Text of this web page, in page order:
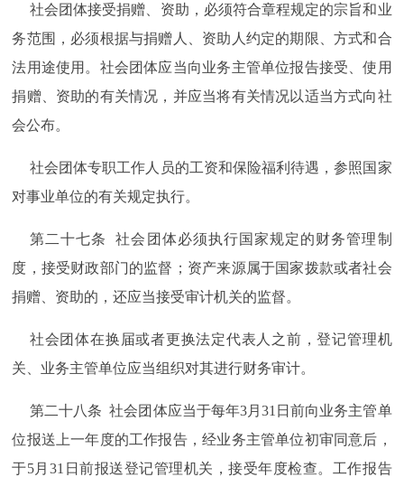
社会团体接受捐赠、资助，必须符合章程规定的宗旨和业
务范围，必须根据与捐赠人、资助人约定的期限、方式和合
法用途使用。社会团体应当向业务主管单位报告接受、使用
捐赠、资助的有关情况，并应当将有关情况以适当方式向社
会公布。
社会团体专职工作人员的工资和保险福利待遇，参照国家
对事业单位的有关规定执行。
第二十七条 社会团体必须执行国家规定的财务管理制
度，接受财政部门的监督；资产来源属于国家拨款或者社会
捐赠、资助的，还应当接受审计机关的监督。
社会团体在换届或者更换法定代表人之前，登记管理机
关、业务主管单位应当组织对其进行财务审计。
第二十八条 社会团体应当于每年3月31日前向业务主管单
位报送上一年度的工作报告，经业务主管单位初审同意后，
于5月31日前报送登记管理机关，接受年度检查。工作报告